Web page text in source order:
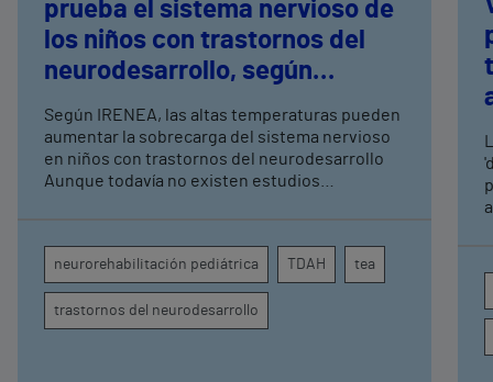
prueba el sistema nervioso de
los niños con trastornos del
neurodesarrollo, según
neurorrehabilitación
pediátrica de Vithas
Según IRENEA, las altas temperaturas pueden
aumentar la sobrecarga del sistema nervioso
en niños con trastornos del neurodesarrollo
Aunque todavía no existen estudios
atención, la regulación emocional y la
conducta
neurorehabilitación pediátrica TDAH tea
trastornos del neurodesarrollo